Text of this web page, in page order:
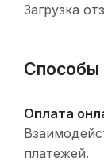
Загрузка
Способы
Оплата
платежей.